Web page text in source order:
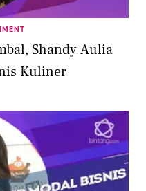
Shandy Aulia
Kuliner